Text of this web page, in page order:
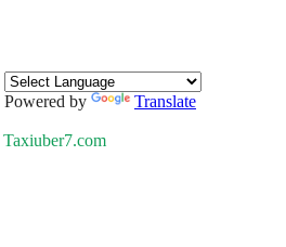
Powered by Translate
Taxiuber7.com